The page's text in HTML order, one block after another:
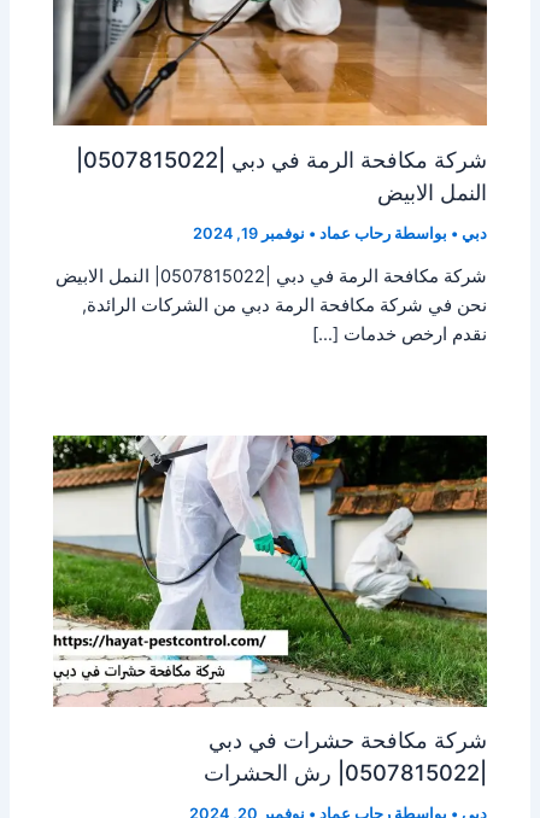
النمل الابيض
دبي • بواسطة رحاب عماد• نوفمبر 19, 2024
شركة مكافحة الرمة في دبي |0507815022| النمل الابيض
نحن في شركة مكافحة الرمة دبي من الشركات الرائدة,
نقدم ارخص خدمات […]
شركة مكافحة حشرات في دبي
دبي • بواسطة رحاب عماد• نوفمبر 20, 2024